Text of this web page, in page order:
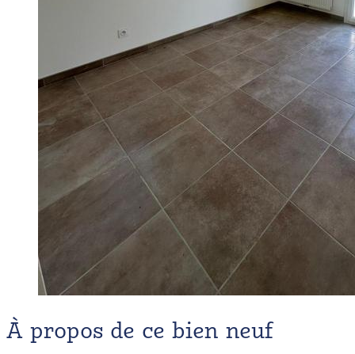
À propos de ce bien neuf